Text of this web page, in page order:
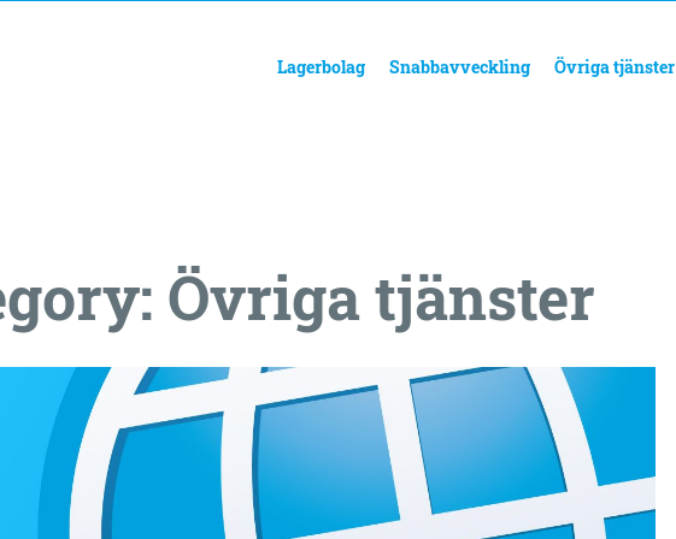
Lagerbolag Snabbavveckling Övriga tjänster
Övriga tjänster